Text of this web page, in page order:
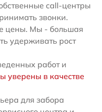
call-центры
звонки.
цены. Мы - большая
удерживать рост
работ и
уверены в качестве
для забора